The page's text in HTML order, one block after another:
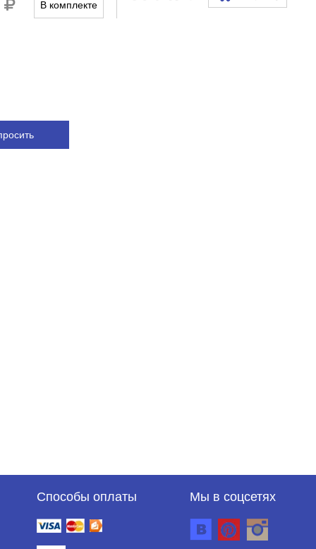
В комплекте
Способы оплаты Мы в соцсетях